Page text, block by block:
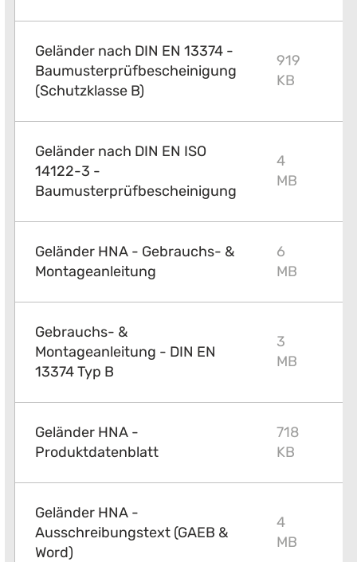
Geländer nach DIN EN 13374 -
Baumusterprüfbescheinigung
(Schutzklasse B)
919
KB
Geländer nach DIN EN ISO
14122-3 -
Baumusterprüfbescheinigung
4
MB
Geländer HNA - Gebrauchs- &
Montageanleitung
6
MB
Gebrauchs- &
Montageanleitung - DIN EN
13374 Typ B
3
MB
Geländer HNA -
Produktdatenblatt
718
KB
Geländer HNA -
Ausschreibungstext (GAEB &
Word)
4
MB